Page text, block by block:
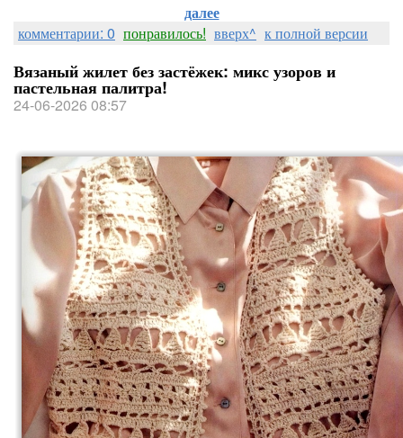
далее
комментарии: 0 понравилось! вверх^ к полной версии
Вязаный жилет без застёжек: микс узоров и
пастельная палитра!
24-06-2026 08:57